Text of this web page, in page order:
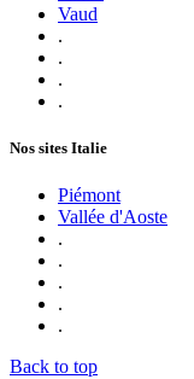
Vaud
.
.
.
.
Nos sites Italie
Piémont
Vallée d'Aoste
.
.
.
.
.
Back to top